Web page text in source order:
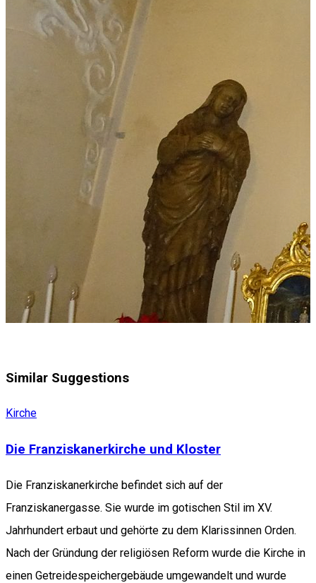
Similar Suggestions
Kirche
Die Franziskanerkirche und Kloster
Die Franziskanerkirche befindet sich auf der
Franziskanergasse. Sie wurde im gotischen Stil im XV.
Jahrhundert erbaut und gehörte zu dem Klarissinnen Orden.
Nach der Gründung der religiösen Reform wurde die Kirche in
einen Getreidespeichergebäude umgewandelt und wurde